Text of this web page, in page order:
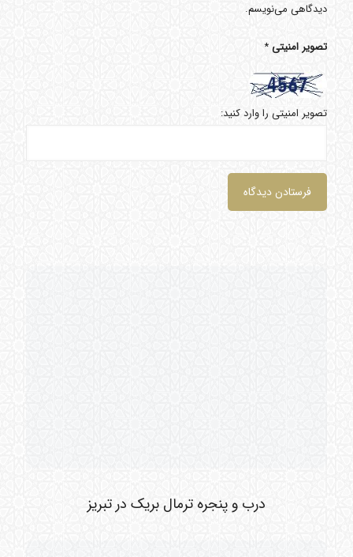
دیدگاهی می‌نویسم.
تصویر امنیتی*
تصویر امنیتی را وارد کنید:
درب و پنجره ترمال بریک در تبریز